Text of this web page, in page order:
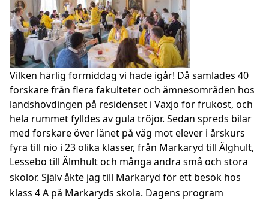
Vilken härlig förmiddag vi hade igår! Då samlades 40
forskare från flera fakulteter och ämnesområden hos
landshövdingen på residenset i Växjö för frukost, och
hela rummet fylldes av gula tröjor. Sedan spreds bilar
med forskare över länet på väg mot elever i årskurs
fyra till nio i 23 olika klasser, från Markaryd till Älghult,
Lessebo till Älmhult och många andra små och stora
skolor. Själv åkte jag till Markaryd för ett besök hos
klass 4 A på Markaryds skola. Dagens program